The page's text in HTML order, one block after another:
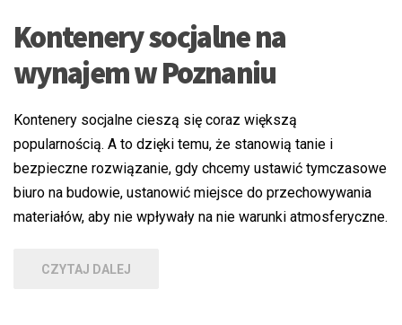
Kontenery socjalne na
wynajem w Poznaniu
Kontenery socjalne cieszą się coraz większą
popularnością. A to dzięki temu, że stanowią tanie i
bezpieczne rozwiązanie, gdy chcemy ustawić tymczasowe
biuro na budowie, ustanowić miejsce do przechowywania
materiałów, aby nie wpływały na nie warunki atmosferyczne.
CZYTAJ DALEJ